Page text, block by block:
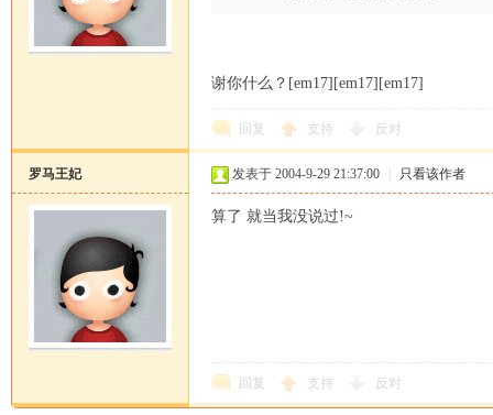
谢你什么？[em17][em17][em17]
回复 支持 反对
罗马王妃 发表于 2004-9-29 21:37:00 只看该作者
算了 就当我没说过!~
回复 支持 反对